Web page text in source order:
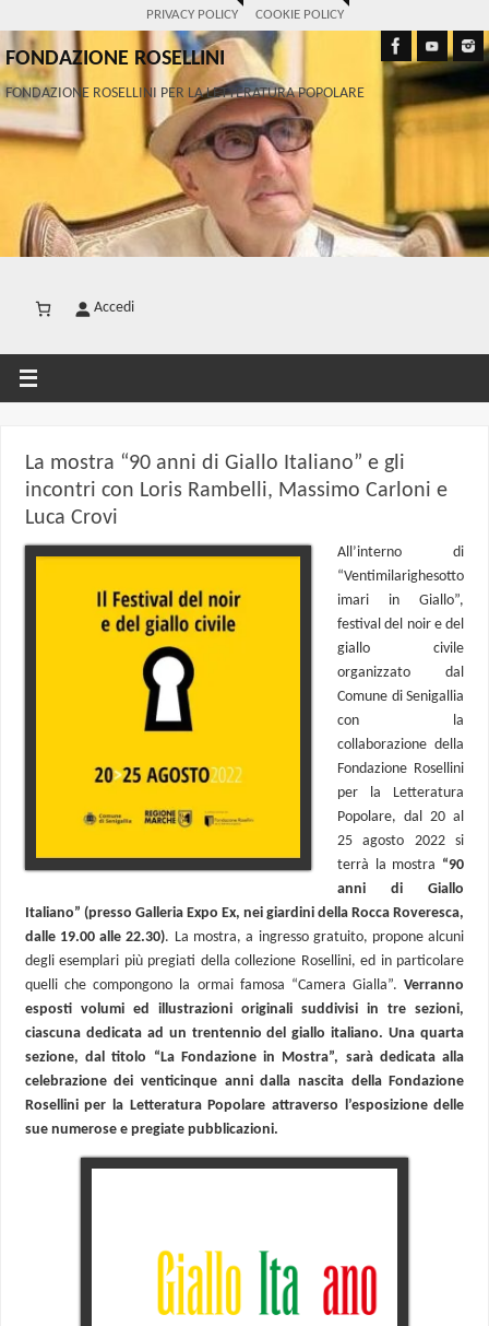
PRIVACY POLICY COOKIE POLICY
FONDAZIONE ROSELLINI
FONDAZIONE ROSELLINI PER LA LETTERATURA POPOLARE
Accedi
La mostra “90 anni di Giallo Italiano” e gli
incontri con Loris Rambelli, Massimo Carloni e
Luca Crovi
All’interno di
“Ventimilarighesotto
imari in Giallo”,
festival del noir e del
giallo civile
organizzato dal
Comune di Senigallia
con la
collaborazione della
Fondazione Rosellini
per la Letteratura
Popolare, dal 20 al
25 agosto 2022 si
terrà la mostra “90
anni di Giallo
Italiano” (presso Galleria Expo Ex, nei giardini della Rocca Roveresca,
dalle 19.00 alle 22.30). La mostra, a ingresso gratuito, propone alcuni
degli esemplari più pregiati della collezione Rosellini, ed in particolare
quelli che compongono la ormai famosa “Camera Gialla”.Verranno
esposti volumi ed illustrazioni originali suddivisi in tre sezioni,
ciascuna dedicata ad un trentennio del giallo italiano. Una quarta
sezione, dal titolo “La Fondazione in Mostra”, sarà dedicata alla
celebrazione dei venticinque anni dalla nascita della Fondazione
Rosellini per la Letteratura Popolare attraverso l’esposizione delle
sue numerose e pregiate pubblicazioni.